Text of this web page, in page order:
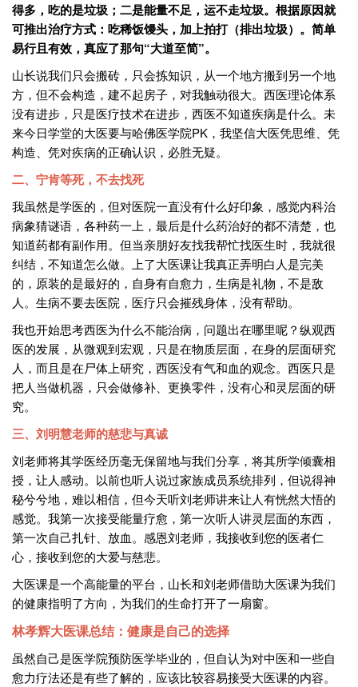
得多，吃的是垃圾；二是能量不足，运不走垃圾。根据原因就
可推出治疗方式：吃稀饭馒头，加上拍打（排出垃圾）。简单
易行且有效，真应了那句“大道至简”。
山长说我们只会搬砖，只会拣知识，从一个地方搬到另一个地
方，但不会构造，建不起房子，对我触动很大。西医理论体系
没有进步，只是医疗技术在进步，西医不知道疾病是什么。未
来今日学堂的大医要与哈佛医学院PK，我坚信大医凭思维、凭
构造、凭对疾病的正确认识，必胜无疑。
二、宁肯等死，不去找死
我虽然是学医的，但对医院一直没有什么好印象，感觉内科治
病象猜谜语，各种药一上，最后是什么药治好的都不清楚，也
知道药都有副作用。但当亲朋好友找我帮忙找医生时，我就很
纠结，不知道怎么做。上了大医课让我真正弄明白人是完美
的，原装的是最好的，自身有自愈力，生病是礼物，不是敌
人。生病不要去医院，医疗只会摧残身体，没有帮助。
我也开始思考西医为什么不能治病，问题出在哪里呢？纵观西
医的发展，从微观到宏观，只是在物质层面，在身的层面研究
人，而且是在尸体上研究，西医没有气和血的观念。西医只是
把人当做机器，只会做修补、更换零件，没有心和灵层面的研
究。
三、刘明慧老师的慈悲与真诚
刘老师将其学医经历毫无保留地与我们分享，将其所学倾囊相
授，让人感动。以前也听人说过家族成员系统排列，但说得神
秘兮兮地，难以相信，但今天听刘老师讲来让人有恍然大悟的
感觉。我第一次接受能量疗愈，第一次听人讲灵层面的东西，
第一次自己扎针、放血。感恩刘老师，我接收到您的医者仁
心，接收到您的大爱与慈悲。
大医课是一个高能量的平台，山长和刘老师借助大医课为我们
的健康指明了方向，为我们的生命打开了一扇窗。
林孝辉大医课总结：健康是自己的选择
虽然自己是医学院预防医学毕业的，但自认为对中医和一些自
愈力疗法还是有些了解的，应该比较容易接受大医课的内容。